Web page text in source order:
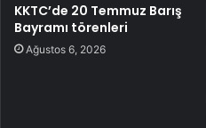
KKTC’de 20 Temmuz Barış
Bayramı törenleri
Ağustos 6, 2026